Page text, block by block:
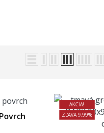
AKCIA!
ZĽAVA 9,99%